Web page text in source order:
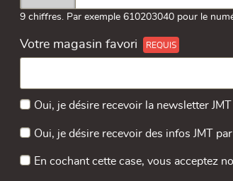
9 chiffres. Par exemple 610203040 pour le
Votre magasin favori
Oui, je désire recevoir la newsletter
Oui, je désire recevoir des infos JMT
En cochant cette case, vous acceptez